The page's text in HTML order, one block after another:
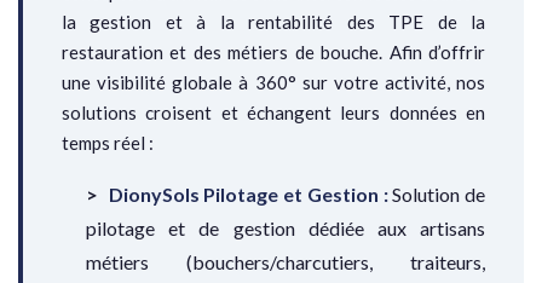
la gestion et à la rentabilité des TPE de la
restauration et des métiers de bouche. Afin d’offrir
une visibilité globale à 360° sur votre activité, nos
solutions croisent et échangent leurs données en
temps réel :
DionySols Pilotage et Gestion :Solution de
pilotage et de gestion dédiée aux artisans
métiers (bouchers/charcutiers, traiteurs,